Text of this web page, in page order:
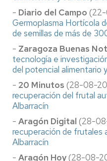
- Diario del Campo (22-
Germoplasma Hortícola
de semillas de más de
- Zaragoza Buenas
tecnología e
del potencial alimentario
- 20 Minutos (28-08-
recuperación del frutal
Albarracín
- Aragón Digital (28-
recuperación de frutales
Albarracín
- Aragón Hoy(28-08-